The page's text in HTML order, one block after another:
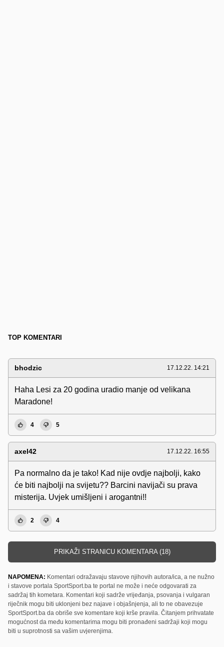
TOP KOMENTARI
bhodzic 17.12.22. 14:21
Haha Lesi za 20 godina uradio manje od velikana
Maradone!
4 5
axel42 17.12.22. 16:55
Pa normalno da je tako! Kad nije ovdje najbolji, kako
će biti najbolji na svijetu?? Barcini navijači su prava
misterija. Uvjek umišljeni i arogantni!!
2 4
PRIKAŽI STRANICU KOMENTARA (18)
NAPOMENA: Komentari odražavaju stavove njihovih autora/ica, a ne nužno
i stavove portala SportSport.ba te portal ne može i neće odgovarati za
sadržaj tih kometara. Komentari koji sadrže vrijeđanja, psovanja i vulgaran
riječnik mogu biti uklonjeni bez najave i objašnjenja, ali to ne obavezuje
SportSport.ba da obriše sve komentare koji krše pravila. Čitanjem prihvatate
mogućnost da među komentarima mogu biti pronađeni sadržaji koji mogu
biti u suprotnosti sa vašim uvjerenjima.